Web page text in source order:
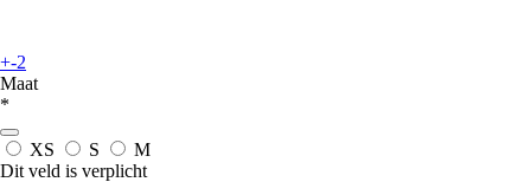
+-2
Maat
*
XS S
M
Dit veld is verplicht